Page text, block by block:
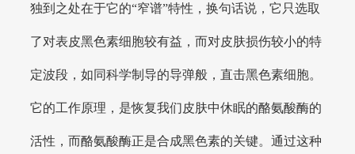
独到之处在于它的“窄谱”特性，换句话说，它只选取
了对表皮黑色素细胞较有益，而对皮肤损伤较小的特
定波段，如同科学制导的导弹般，直击黑色素细胞。
它的工作原理，是恢复我们皮肤中休眠的酪氨酸酶的
活性，而酪氨酸酶正是合成黑色素的关键。通过这种